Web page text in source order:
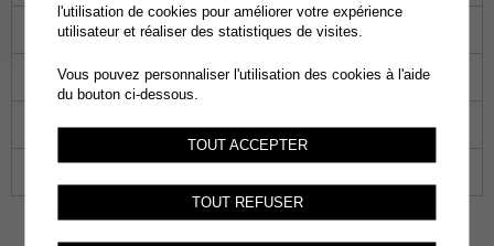
09 10 11 12
16 17 18 19 20
23 24 25 26 27
l'utilisation de cookies pour améliorer votre expérience
utilisateur et réaliser des statistiques de visites.
Vous pouvez personnaliser l'utilisation des cookies à l'aide
du bouton ci-dessous.
TOUT ACCEPTER
TOUT REFUSER